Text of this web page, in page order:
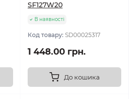
SF127W20
В наявності
Код товару: SD00025317
1 448.00 грн.
До кошика